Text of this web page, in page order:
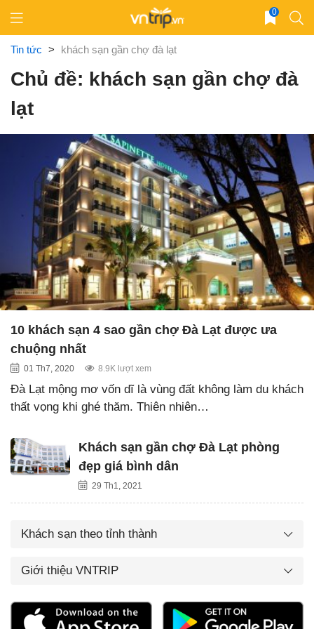
content
0
Tin tức > khách sạn gần chợ đà lạt
Chủ đề: khách sạn gần chợ đà
lạt
10 khách sạn 4 sao gần chợ Đà Lạt được ưa
chuộng nhất
01 Th7, 2020 8.9K lượt xem
Đà Lạt mộng mơ vốn dĩ là vùng đất không làm du khách
thất vọng khi ghé thăm. Thiên nhiên…
Khách sạn gần chợ Đà Lạt phòng
đẹp giá bình dân
29 Th1, 2021
Khách sạn theo tỉnh thành
Giới thiệu VNTRIP